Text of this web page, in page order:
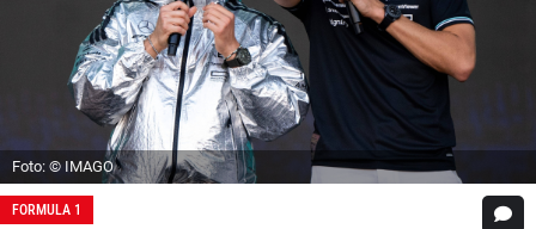
Foto: © IMAGO
FORMULA 1